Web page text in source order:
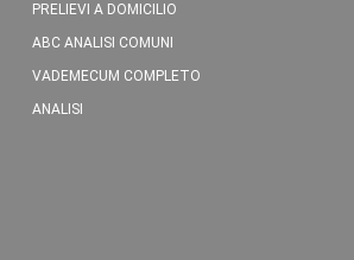
PRELIEVI A DOMICILIO
ABC ANALISI COMUNI
VADEMECUM COMPLETO
ANALISI